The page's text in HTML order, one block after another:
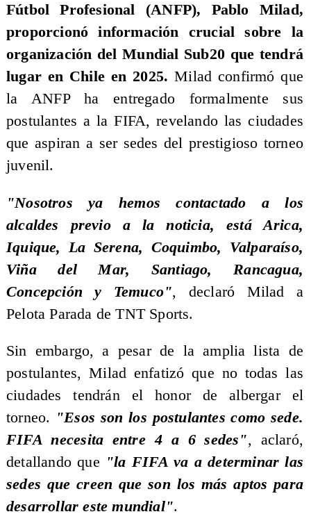
Fútbol Profesional (ANFP), Pablo Milad,
proporcionó información crucial sobre la
organización del Mundial Sub20 que tendrá
lugar en Chile en 2025. Milad confirmó que
la ANFP ha entregado formalmente sus
postulantes a la FIFA, revelando las ciudades
que aspiran a ser sedes del prestigioso torneo
juvenil.
"Nosotros ya hemos contactado a los
alcaldes previo a la noticia, está Arica,
Iquique, La Serena, Coquimbo, Valparaíso,
Viña del Mar, Santiago, Rancagua,
Concepción y Temuco", declaró Milad a
Pelota Parada de TNT Sports.
Sin embargo, a pesar de la amplia lista de
postulantes, Milad enfatizó que no todas las
ciudades tendrán el honor de albergar el
torneo. "Esos son los postulantes como sede.
FIFA necesita entre 4 a 6 sedes", aclaró,
detallando que "la FIFA va a determinar las
sedes que creen que son los más aptos para
desarrollar este mundial".